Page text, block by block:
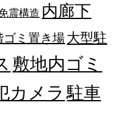
震構造 内廊下
ゴミ置き場大型駐
敷地内ゴミ
カメラ 駐車